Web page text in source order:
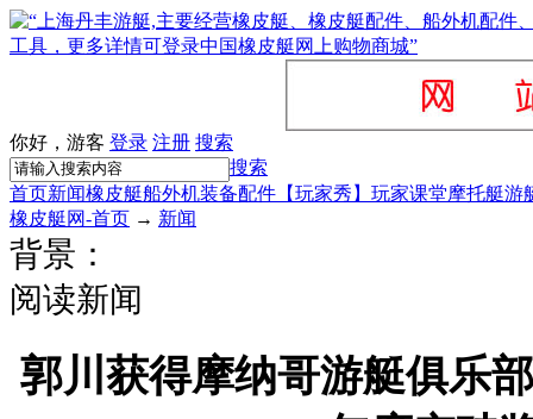
你好，游客 登录 注册 搜索
搜索
首页新闻橡皮艇船外机装备配件 【玩家秀】 玩家课堂摩托艇游
橡皮艇网-首页 → 新闻
背景：
阅读新闻
郭川获得摩纳哥游艇俱乐